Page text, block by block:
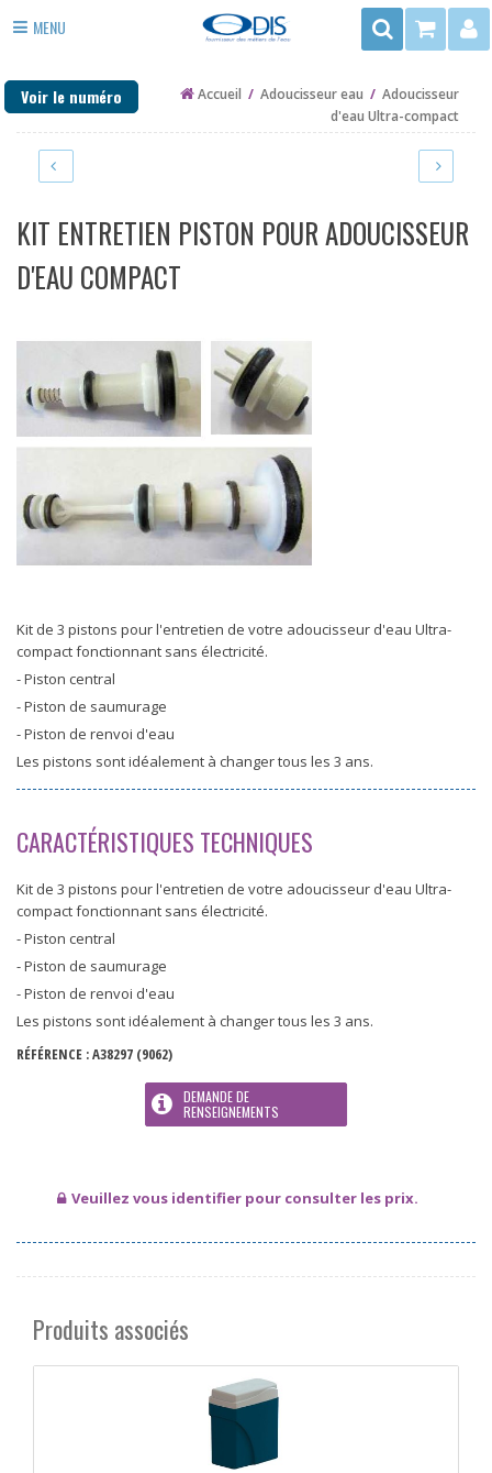
Trégor
35140
CORMIER
Voir le numéro
Rechercher
MENU
ADOUCISSEUR EAU
ANTI TARTRE
FILTRE EAU
DÉSINFECTION
EAU DE PUITS ET FORAGE
PIÈCES DÉTACHÉES
Accueil / Adoucisseur eau / Adoucisseur
d'eau Ultra-compact
KIT ENTRETIEN PISTON POUR ADOUCISSEUR
D'EAU COMPACT
Kit de 3 pistons pour l'entretien de votre adoucisseur d'eau Ultra-
compact fonctionnant sans électricité.
- Piston central
- Piston de saumurage
- Piston de renvoi d'eau
Les pistons sont idéalement à changer tous les 3 ans.
CARACTÉRISTIQUES TECHNIQUES
Kit de 3 pistons pour l'entretien de votre adoucisseur d'eau Ultra-
compact fonctionnant sans électricité.
- Piston central
- Piston de saumurage
- Piston de renvoi d'eau
Les pistons sont idéalement à changer tous les 3 ans.
RÉFÉRENCE :A38297 (9062)
DEMANDE DE
RENSEIGNEMENTS
Veuillez vous identifier pour consulter les prix.
Produits associés